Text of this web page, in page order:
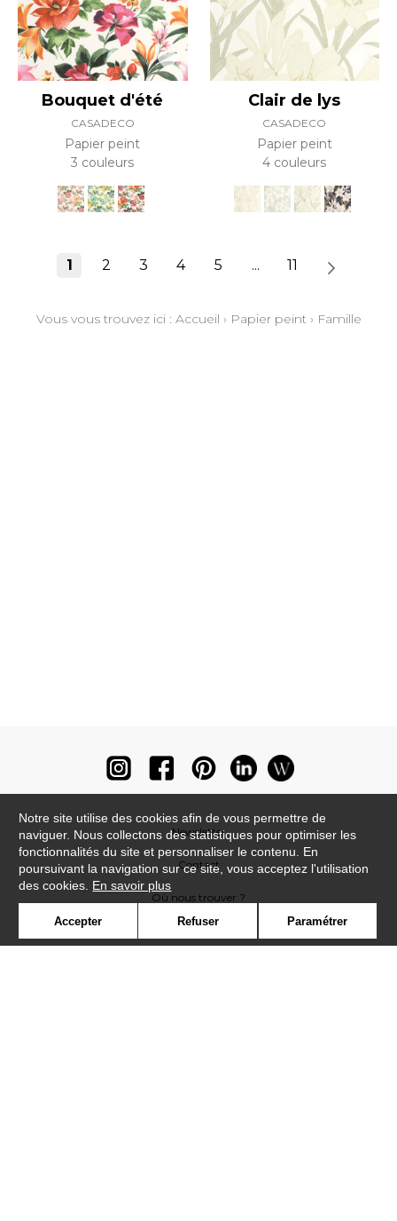
Bouquet d'été
CASADECO
Papier peint
3 couleurs
Clair de lys
CASADECO
Papier peint
4 couleurs
1 2 3 4 5 ... 11
Vous vous trouvez ici : Accueil › Papier peint› Famille
Newsletter
Contact
Où nous trouver ?
Notre site utilise des cookies afin de vous permettre de
naviguer. Nous collectons des statistiques pour optimiser les
fonctionnalités du site et personnaliser le contenu. En
poursuivant la navigation sur ce site, vous acceptez l'utilisation
des cookies. En savoir plus
Accepter Refuser Paramétrer